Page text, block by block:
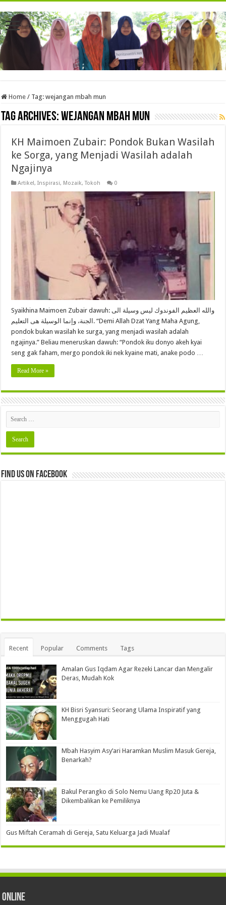
Home / Tag:wejangan mbah mun
Tag Archives:wejangan mbah mun
KH Maimoen Zubair: Pondok Bukan Wasilah
ke Sorga, yang Menjadi Wasilah adalah
Ngajinya
Artikel,Inspirasi, Mozaik,Tokoh 0
Syaikhina Maimoen Zubair dawuh: والله العظيم الفوندوك ليس وسيلة الى
الجنة، وإنما الوسيلة هى التعليم. “Demi Allah Dzat Yang Maha Agung,
pondok bukan wasilah ke surga, yang menjadi wasilah adalah
ngajinya.” Beliau meneruskan dawuh: “Pondok iku donyo akeh kyai
seng gak faham, mergo pondok iki nek kyaine mati, anake podo …
Read More »
Find us on Facebook
Recent Popular Comments Tags
Amalan Gus Iqdam Agar Rezeki Lancar dan Mengalir
Deras, Mudah Kok
KH Bisri Syansuri: Seorang Ulama Inspiratif yang
Menggugah Hati
Mbah Hasyim Asy’ari Haramkan Muslim Masuk Gereja,
Benarkah?
Bakul Perangko di Solo Nemu Uang Rp20 Juta &
Dikembalikan ke Pemiliknya
Gus Miftah Ceramah di Gereja, Satu Keluarga Jadi Mualaf
Online